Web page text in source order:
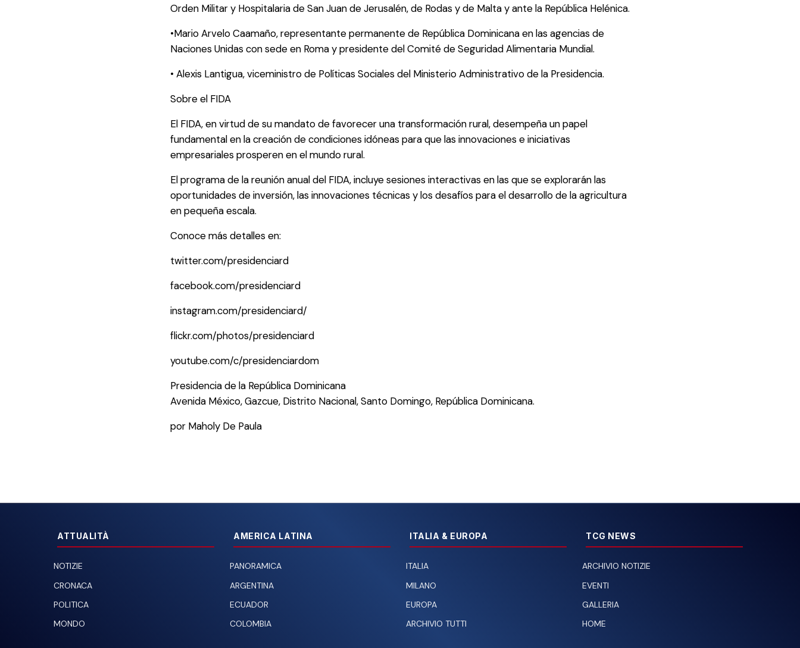
Orden Militar y Hospitalaria de San Juan de Jerusalén, de Rodas y de Malta y ante la República Helénica.
•Mario Arvelo Caamaño, representante permanente de República Dominicana en las agencias de
Naciones Unidas con sede en Roma y presidente del Comité de Seguridad Alimentaria Mundial.
• Alexis Lantigua, viceministro de Políticas Sociales del Ministerio Administrativo de la Presidencia.
Sobre el FIDA
El FIDA, en virtud de su mandato de favorecer una transformación rural, desempeña un papel
fundamental en la creación de condiciones idóneas para que las innovaciones e iniciativas
empresariales prosperen en el mundo rural.
El programa de la reunión anual del FIDA, incluye sesiones interactivas en las que se explorarán las
oportunidades de inversión, las innovaciones técnicas y los desafíos para el desarrollo de la agricultura
en pequeña escala.
Conoce más detalles en:
twitter.com/presidenciard
facebook.com/presidenciard
instagram.com/presidenciard/
flickr.com/photos/presidenciard
youtube.com/c/presidenciardom
Presidencia de la República Dominicana
Avenida México, Gazcue, Distrito Nacional, Santo Domingo, República Dominicana.
por Maholy De Paula
ATTUALITÀ
NOTIZIE
CRONACA
POLITICA
MONDO
AMERICA LATINA
PANORAMICA
ARGENTINA
ECUADOR
COLOMBIA
ITALIA & EUROPA
ITALIA
MILANO
EUROPA
ARCHIVIO TUTTI
TCG NEWS
ARCHIVIO NOTIZIE
EVENTI
GALLERIA
HOME